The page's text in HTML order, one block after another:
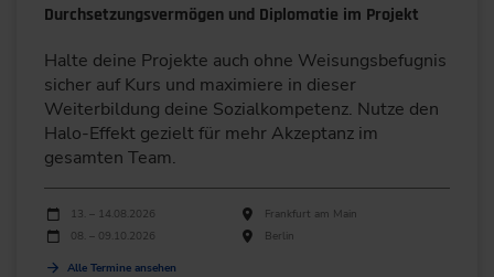
Durchsetzungsvermögen und Diplomatie im Projekt
Halte deine Projekte auch ohne Weisungsbefugnis
sicher auf Kurs und maximiere in dieser
Weiterbildung deine Sozialkompetenz. Nutze den
Halo-Effekt gezielt für mehr Akzeptanz im
gesamten Team.
Durchführungen
Veranstaltungsdatum Veranstaltungsort
13. – 14.08.2026
Frankfurt am Main
08. – 09.10.2026
Berlin
Alle Termine ansehen